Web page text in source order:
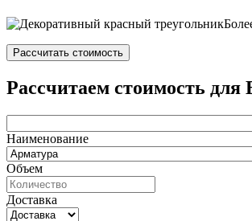
Рассчитать стоимость
Рассчитаем стоимость для
Наименование
Объем
Доставка